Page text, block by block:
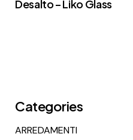
Desalto – Liko Glass
Categories
ARREDAMENTI